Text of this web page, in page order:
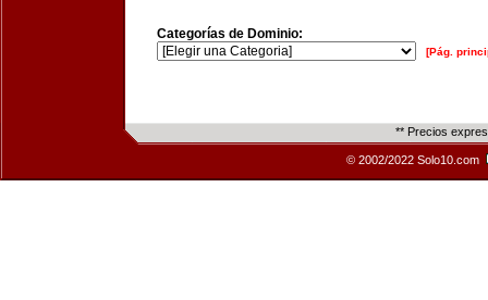
Categorías de Dominio:
[Pág.
** Precios
© 2002/2022 Solo10.com